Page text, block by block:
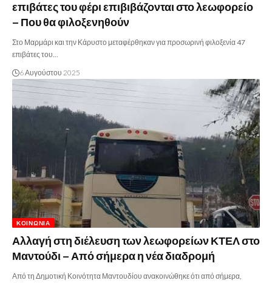
επιβάτες του φέρι επιβιβάζονται στο λεωφορείο
– Που θα φιλοξενηθούν
Στο Μαρμάρι και την Κάρυστο μεταφέρθηκαν για προσωρινή φιλοξενία 47
επιβάτες του…
6 Αυγούστου 2025
ΚΟΙΝΩΝΊΑ
Αλλαγή στη διέλευση των λεωφορείων ΚΤΕΛ στο
Μαντούδι – Από σήμερα η νέα διαδρομή
Από τη Δημοτική Κοινότητα Μαντουδίου ανακοινώθηκε ότι από σήμερα,